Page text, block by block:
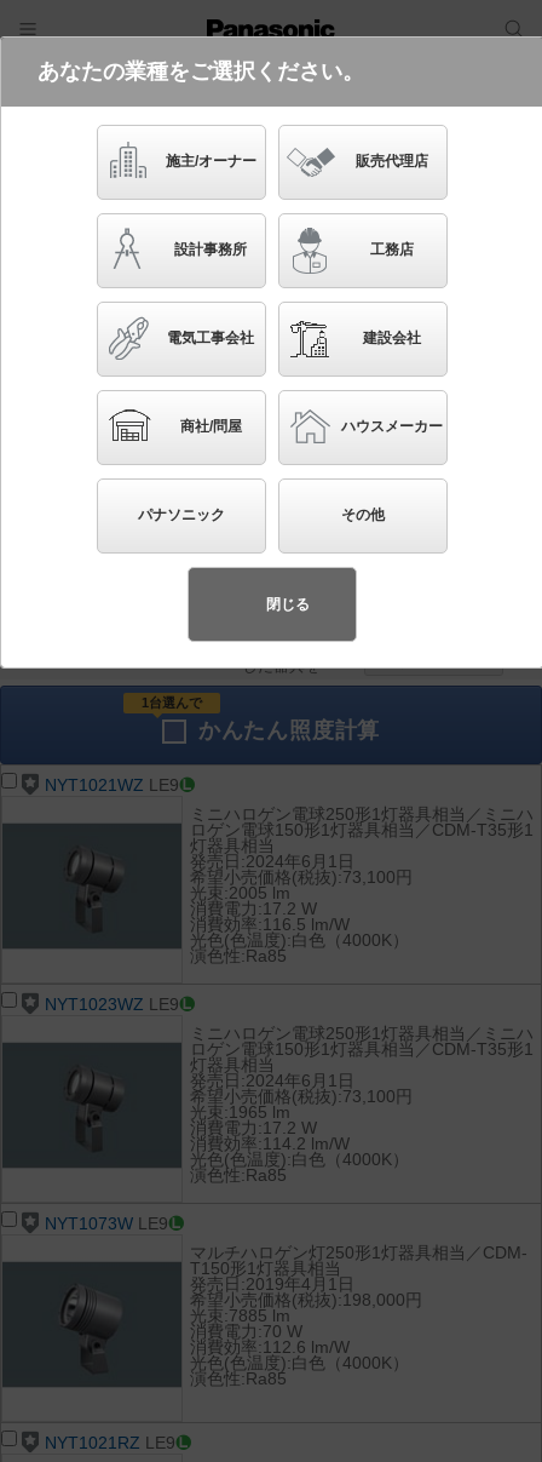
電気・建築設備（ビジネス）
照明器具検索
品番・キーワード
関連商品検索 LED（昼白色）以外を使用
条件を選び直す
519件 ◀ 1/52▼ ▶
各種データ
チェック
した器具を
1台選んで
かんたん 照度計算
NYT1021WZ LE9
ミニハロゲン電球250形1灯器具相当／ミニハ
ロゲン電球150形1灯器具相当／CDM-T35形1
灯器具相当
発売日:2024年6月1日
希望小売価格(税抜):73,100円
光束:2005 lm
消費電力:17.2 W
消費効率:116.5 lm/W
光色(色温度):白色（4000K）
演色性:Ra85
NYT1023WZ LE9
ミニハロゲン電球250形1灯器具相当／ミニハ
ロゲン電球150形1灯器具相当／CDM-T35形1
灯器具相当
発売日:2024年6月1日
希望小売価格(税抜):73,100円
光束:1965 lm
消費電力:17.2 W
消費効率:114.2 lm/W
光色(色温度):白色（4000K）
演色性:Ra85
NYT1073W LE9
マルチハロゲン灯250形1灯器具相当／CDM-
T150形1灯器具相当
発売日:2019年4月1日
希望小売価格(税抜):198,000円
光束:7885 lm
消費電力:70 W
消費効率:112.6 lm/W
光色(色温度):白色（4000K）
演色性:Ra85
NYT1021RZ LE9
あなたの業種をご選択ください。
施主/オーナー 販売代理店
設計事務所 工務店
電気工事会社 建設会社
商社/問屋 ハウスメーカー
パナソニック その他
閉じる